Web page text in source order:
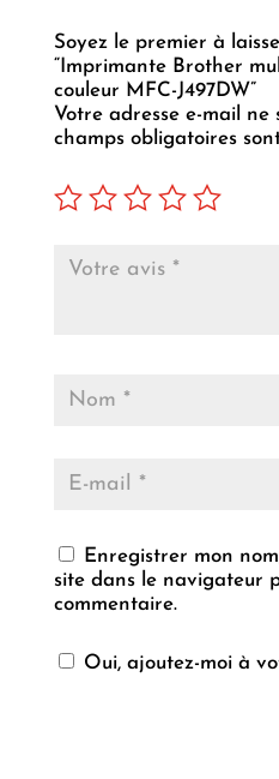
Soyez le premier à
“Imprimante Brother
couleur MFC-J497DW”
Votre adresse e-mail ne
champs obligatoires
Enregistrer mon
site dans le navigateur
commentaire.
Oui, ajoutez-moi à